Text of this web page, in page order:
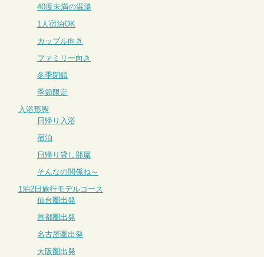
40度未満の温湯
1人宿泊OK
カップル向き
ファミリー向き
冬季閉鎖
季節限定
入浴形態
日帰り入浴
宿泊
日帰り貸し部屋
そんなの関係ね～
1泊2日旅行モデルコース
仙台圏出発
首都圏出発
名古屋圏出発
大阪圏出発